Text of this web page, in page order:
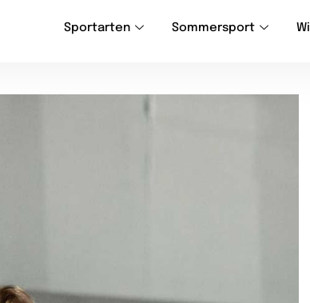
Sportarten Sommersport